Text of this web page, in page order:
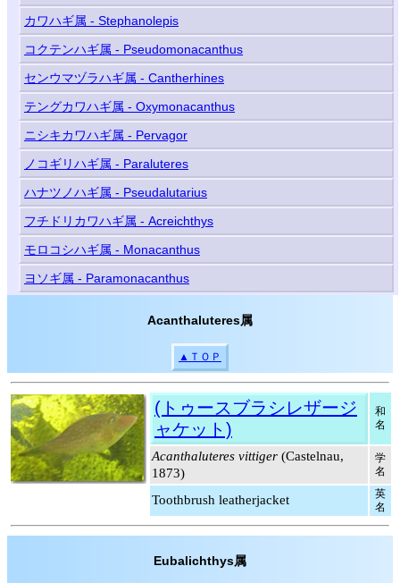
カワハギ属 - Stephanolepis
コクテンハギ属 - Pseudomonacanthus
センウマヅラハギ属 - Cantherhines
テングカワハギ属 - Oxymonacanthus
ニシキカワハギ属 - Pervagor
ノコギリハギ属 - Paraluteres
ハナツノハギ属 - Pseudalutarius
フチドリカワハギ属 - Acreichthys
モロコシハギ属 - Monacanthus
ヨソギ属 - Paramonacanthus
Acanthaluteres属
▲ＴＯＰ
(トゥースブラシレザージ
ャケット)
和
名
Acanthaluteres vittiger (Castelnau,
1873)
学
名
Toothbrush leatherjacket
英
名
Eubalichthys属